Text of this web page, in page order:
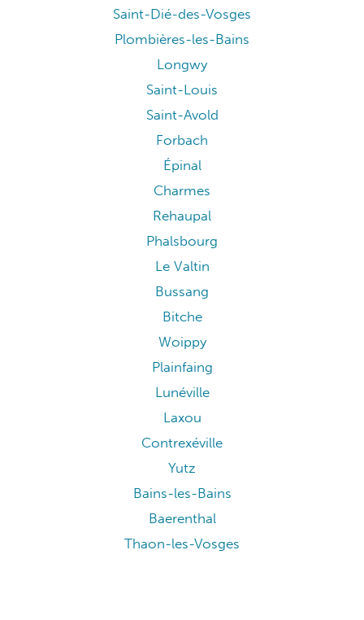
Saint-Dié-des-Vosges
Plombières-les-Bains
Longwy
Saint-Louis
Saint-Avold
Forbach
Épinal
Charmes
Rehaupal
Phalsbourg
Le Valtin
Bussang
Bitche
Woippy
Plainfaing
Lunéville
Laxou
Contrexéville
Yutz
Bains-les-Bains
Baerenthal
Thaon-les-Vosges